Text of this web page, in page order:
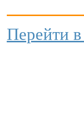
Перейти